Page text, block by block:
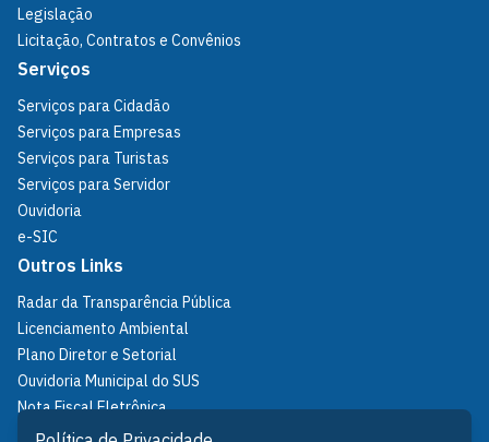
Legislação
Licitação, Contratos e Convênios
Serviços
Serviços para Cidadão
Serviços para Empresas
Serviços para Turistas
Serviços para Servidor
Ouvidoria
e-SIC
Outros Links
Radar da Transparência Pública
Licenciamento Ambiental
Plano Diretor e Setorial
Ouvidoria Municipal do SUS
Nota Fiscal Eletrônica
IPTU